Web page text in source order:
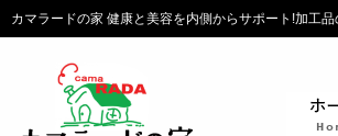
カマラードの家 健康と美容を内側からサポート!加工